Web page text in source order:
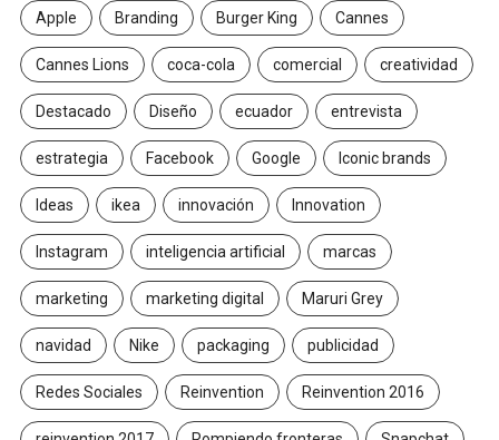
Apple Branding Burger King Cannes
Cannes Lions coca-cola comercial creatividad
Destacado Diseño ecuador entrevista
estrategia Facebook Google Iconic brands
Ideas ikea innovación Innovation
Instagram inteligencia artificial marcas
marketing marketing digital Maruri Grey
navidad Nike packaging publicidad
Redes Sociales Reinvention Reinvention 2016